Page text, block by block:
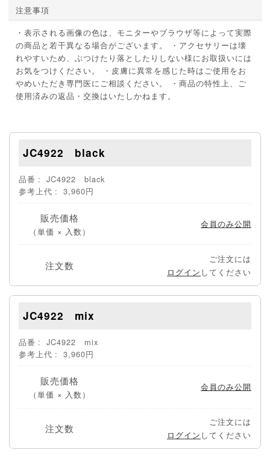
注意事項
・表示される画像の色は、モニターやブラウザ等によって実際
の商品と若干異なる場合がございます。 ・アクセサリーは壊
れやすいため、ぶつけたり落としたりしない様にお取扱いには
お気をつけください。 ・皮膚に異常を感じた時はご使用をお
やめいただき専門医にご相談ください。 ・商品の特性上、ご
使用済みの返品・交換はいたしかねます。
JC4922 black
品番
JC4922 black
参考上代
3,960円
販売価格
（単価 × 入数）
会員のみ公開
注文数
ご注文には
ログイン してください
JC4922 mix
品番
JC4922 mix
参考上代
3,960円
販売価格
（単価 × 入数）
会員のみ公開
注文数
ご注文には
ログイン してください